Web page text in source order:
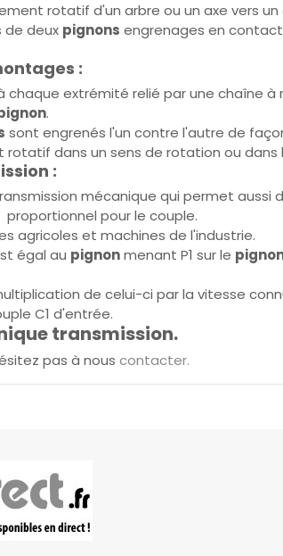
rotatif d'un arbre ou un axe vers un
de deux pignons engrenages en
:
chaque extrémité relié par une chaîne à
.
sont engrenés l'un contre l'autre de
dans un sens de rotation ou dans
:
mécanique qui permet aussi
pour le couple.
agricoles et machines de l'industrie.
égal au pignonmenant P1 sur le
de celui-ci par la vitesse
C1 d'entrée.
transmission.
pas à nous contacter.